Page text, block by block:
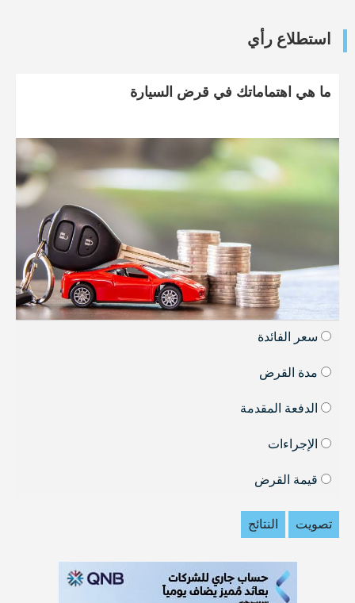
استطلاع رأي
ما هي اهتماماتك في قرض السيارة
سعر الفائدة
مدة القرض
الدفعة المقدمة
الإجراءات
قيمة القرض
تصويت النتائج